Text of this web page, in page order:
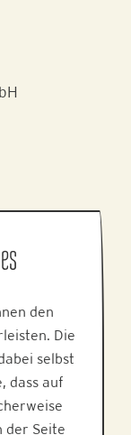
Puchheim
den
Die
selbst
dass auf
der Seite